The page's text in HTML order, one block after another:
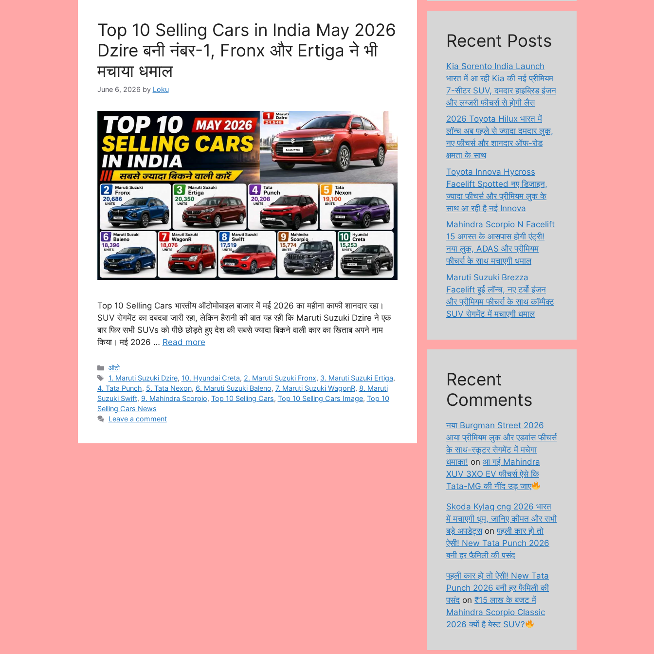
Top 10 Selling Cars in India May 2026
Dzire बनी नंबर-1, Fronx और Ertiga ने भी
मचाया धमाल
June 6, 2026 by Loku
Top 10 Selling Cars भारतीय ऑटोमोबाइल बाजार में मई 2026 का महीना काफी शानदार रहा।
SUV सेगमेंट का दबदबा जारी रहा, लेकिन हैरानी की बात यह रही कि Maruti Suzuki Dzire ने एक
बार फिर सभी SUVs को पीछे छोड़ते हुए देश की सबसे ज्यादा बिकने वाली कार का खिताब अपने नाम
किया। मई 2026 … Read more
Categories
ऑटो
Tags
1. Maruti Suzuki Dzire, 10. Hyundai Creta, 2. Maruti Suzuki Fronx, 3. Maruti Suzuki Ertiga,
4. Tata Punch, 5. Tata Nexon, 6. Maruti Suzuki Baleno, 7. Maruti Suzuki WagonR, 8. Maruti
Suzuki Swift, 9. Mahindra Scorpio, Top 10 Selling Cars, Top 10 Selling Cars Image, Top 10
Selling Cars News
Leave a comment
Recent Posts
Kia Sorento India Launch
भारत में आ रही Kia की नई प्रीमियम
7-सीटर SUV, दमदार हाइब्रिड इंजन
और लग्जरी फीचर्स से होगी लैस
2026 Toyota Hilux भारत में
लॉन्च अब पहले से ज्यादा दमदार लुक,
नए फीचर्स और शानदार ऑफ-रोड
क्षमता के साथ
Toyota Innova Hycross
Facelift Spotted नए डिजाइन,
ज्यादा फीचर्स और प्रीमियम लुक के
साथ आ रही है नई Innova
Mahindra Scorpio N Facelift
15 अगस्त के आसपास होगी एंट्री!
नया लुक, ADAS और प्रीमियम
फीचर्स के साथ मचाएगी धमाल
Maruti Suzuki Brezza
Facelift हुई लॉन्च, नए टर्बो इंजन
और प्रीमियम फीचर्स के साथ कॉम्पैक्ट
SUV सेगमेंट में मचाएगी धमाल
Recent
Comments
नया Burgman Street 2026
आया प्रीमियम लुक और एडवांस फीचर्स
के साथ-स्कूटर सेगमेंट में मचेगा
धमाका! on आ गई Mahindra
XUV 3XO EV फीचर्स ऐसे कि
Tata-MG की नींद उड़ जाए
Skoda Kylaq cng 2026 भारत
में मचाएगी धूम, जानिए कीमत और सभी
बड़े अपडेट्सonपहली कार हो तो
ऐसी! New Tata Punch 2026
बनी हर फैमिली की पसंद
पहली कार हो तो ऐसी! New Tata
Punch 2026 बनी हर फैमिली की
पसंद on ₹15 लाख के बजट में
Mahindra Scorpio Classic
2026 क्यों है बेस्ट SUV?